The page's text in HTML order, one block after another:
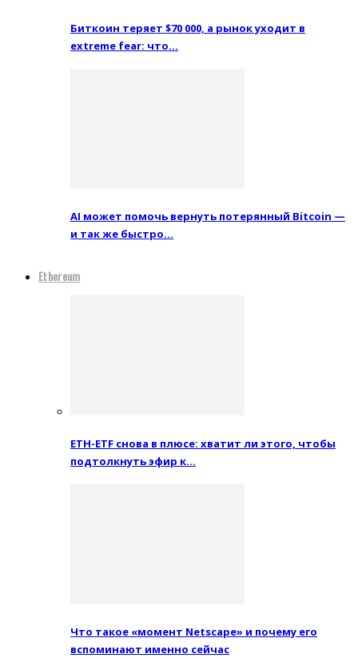
Биткоин теряет $70 000, а рынок уходит в
extreme fear: что…
AI может помочь вернуть потерянный Bitcoin —
и так же быстро…
Ethereum
ETH-ETF снова в плюсе: хватит ли этого, чтобы
подтолкнуть эфир к…
Что такое «момент Netscape» и почему его
вспоминают именно сейчас